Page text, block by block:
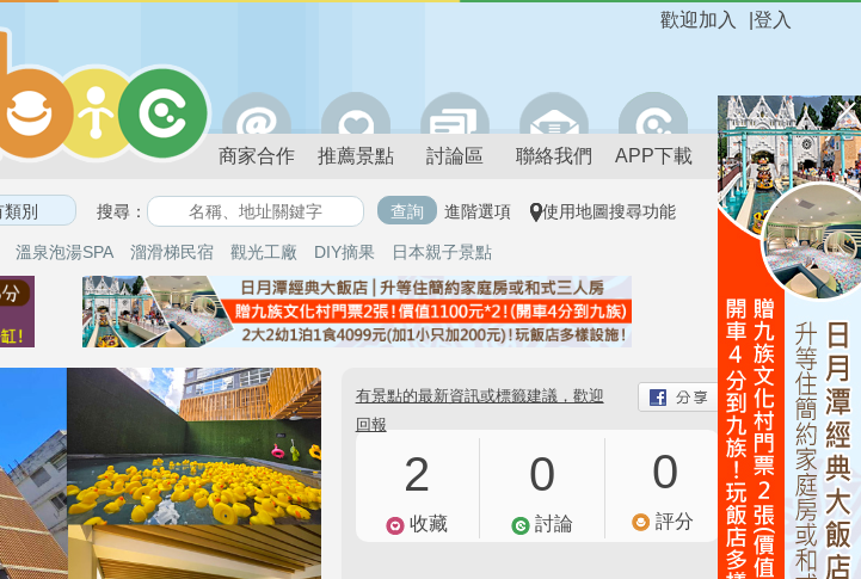
登入
歡迎加入
商家合作 推薦景點 討論區 聯絡我們 APP下載
搜尋： 進階選項 使用地圖搜尋功能
溫泉泡湯SPA 溜滑梯民宿 觀光工廠 DIY摘果 日本親子景點
有景點的最新資訊或標籤建議，歡迎
回報
2
收藏
0
討論
0
評分